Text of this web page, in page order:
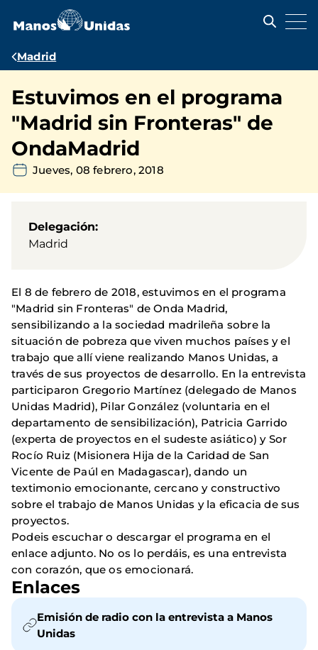
contenido
Ruta
navegación
Madrid
Estuvimos en el programa
"Madrid sin Fronteras" de
OndaMadrid
Jueves, 08 febrero, 2018
Delegación
Madrid
El 8 de febrero de 2018, estuvimos en el programa
"Madrid sin Fronteras" de Onda Madrid,
sensibilizando a la sociedad madrileña sobre la
situación de pobreza que viven muchos países y el
trabajo que allí viene realizando Manos Unidas, a
través de sus proyectos de desarrollo. En la entrevista
participaron Gregorio Martínez (delegado de Manos
Unidas Madrid), Pilar González (voluntaria en el
departamento de sensibilización), Patricia Garrido
(experta de proyectos en el sudeste asiático) y Sor
Rocío Ruiz (Misionera Hija de la Caridad de San
Vicente de Paúl en Madagascar), dando un
textimonio emocionante, cercano y constructivo
sobre el trabajo de Manos Unidas y la eficacia de sus
proyectos.
Podeis escuchar o descargar el programa en el
enlace adjunto. No os lo perdáis, es una entrevista
con corazón, que os emocionará.
Enlaces
Emisión de radio con la entrevista a Manos
Unidas